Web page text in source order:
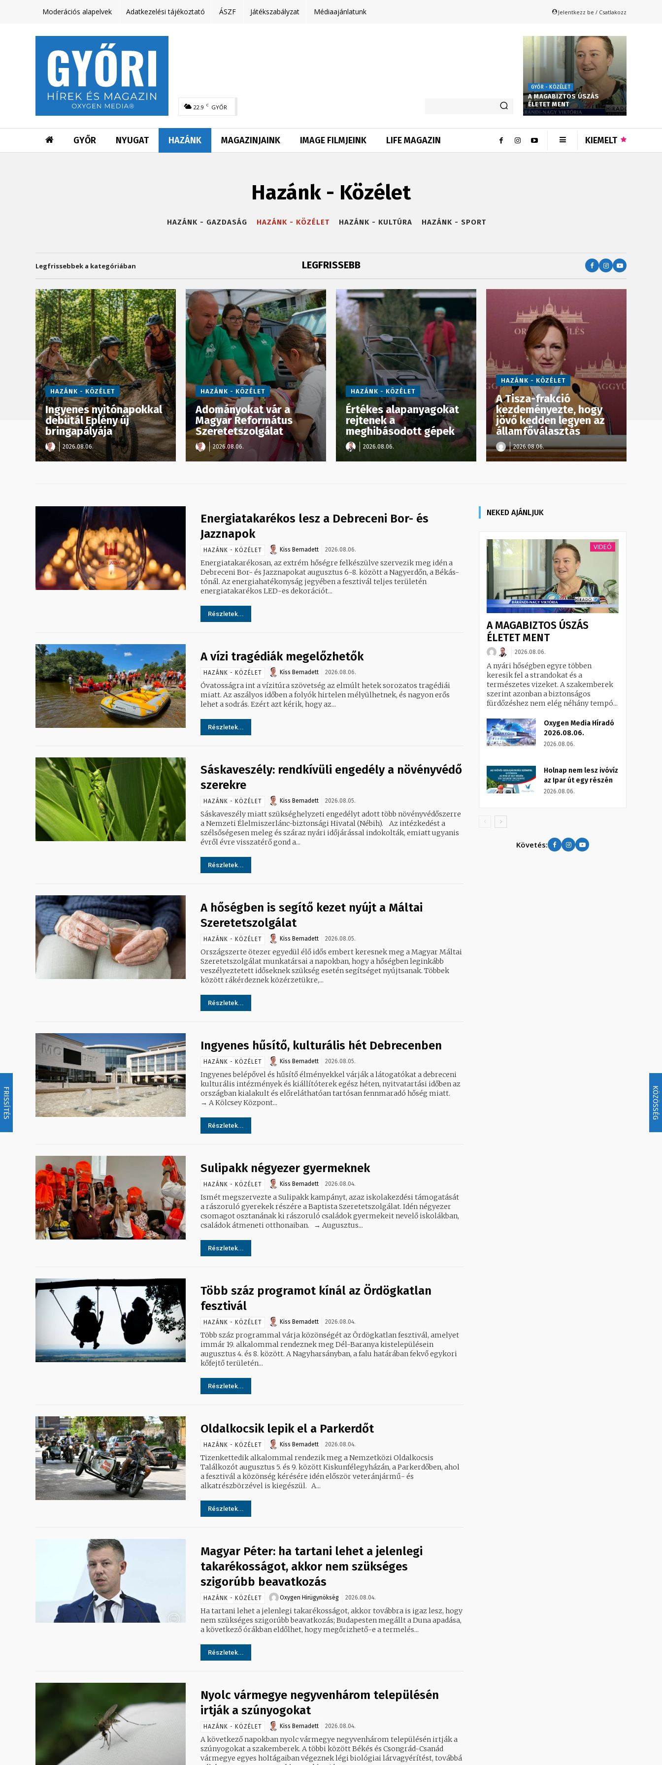
FRISSÍTÉS KÖZÖSSÉG
Moderációs alapelvek Adatkezelési tájékoztató ÁSZF Játékszabályzat Médiaajánlatunk Jelentkezz be / Csatlakozz
22.9 C GYŐR
GYŐR - KÖZÉLET
A MAGABIZTOS ÚSZÁS
ÉLETET MENT
GYŐR NYUGAT HAZÁNK MAGAZINJAINK IMAGE FILMJEINK LIFE MAGAZIN KIEMELT
Hazánk - Közélet
HAZÁNK - GAZDASÁG HAZÁNK - KÖZÉLET HAZÁNK - KULTÚRA HAZÁNK - SPORT
Legfrissebbek a kategóriában LEGFRISSEBB
HAZÁNK - KÖZÉLET
Ingyenes nyitónapokkal
debütál Eplény új
bringapályája
2026.08.06.
HAZÁNK - KÖZÉLET
Adományokat vár a
Magyar Református
Szeretetszolgálat
2026.08.06.
HAZÁNK - KÖZÉLET
Értékes alapanyagokat
rejtenek a
meghibásodott gépek
2026.08.06.
HAZÁNK - KÖZÉLET
A Tisza-frakció
kezdeményezte, hogy
jövő kedden legyen az
államfőválasztás
2026.08.06.
Energiatakarékos lesz a Debreceni Bor- és
Jazznapok
HAZÁNK - KÖZÉLET Kiss Bernadett 2026.08.06.
Energiatakarékosan, az extrém hőségre felkészülve szervezik meg idén a
Debreceni Bor- és Jazznapokat augusztus 6-8. között a Nagyerdőn, a Békás-
tónál. Az energiahatékonyság jegyében a fesztivál teljes területén
energiatakarékos LED-es dekorációt...
Részletek...
A vízi tragédiák megelőzhetők
HAZÁNK - KÖZÉLET Kiss Bernadett 2026.08.06.
Óvatosságra int a vízitúra szövetség az elmúlt hetek sorozatos tragédiái
miatt. Az aszályos időben a folyók hirtelen mélyülhetnek, és nagyon erős
lehet a sodrás. Ezért azt kérik, hogy az...
Részletek...
Sáskaveszély: rendkívüli engedély a növényvédő
szerekre
HAZÁNK - KÖZÉLET Kiss Bernadett 2026.08.05.
Sáskaveszély miatt szükséghelyzeti engedélyt adott több növényvédőszerre
a Nemzeti Élelmiszerlánc-biztonsági Hivatal (Nébih). Az intézkedést a
szélsőségesen meleg és száraz nyári időjárással indokolták, emiatt ugyanis
évről évre visszatérő gond a...
Részletek...
A hőségben is segítő kezet nyújt a Máltai
Szeretetszolgálat
HAZÁNK - KÖZÉLET Kiss Bernadett 2026.08.05.
Országszerte ötezer egyedül élő idős embert keresnek meg a Magyar Máltai
Szeretetszolgálat munkatársai a napokban, hogy a hőségben leginkább
veszélyeztetett időseknek szükség esetén segítséget nyújtsanak. Többek
között rákérdeznek közérzetükre,...
Részletek...
Ingyenes hűsítő, kulturális hét Debrecenben
HAZÁNK - KÖZÉLET Kiss Bernadett 2026.08.05.
Ingyenes belépővel és hűsítő élményekkel várják a látogatókat a debreceni
kulturális intézmények és kiállítóterek egész héten, nyitvatartási időben az
országban kialakult és előreláthatóan tartósan fennmaradó hőség miatt.
→ A Kölcsey Központ...
Részletek...
Sulipakk négyezer gyermeknek
HAZÁNK - KÖZÉLET Kiss Bernadett 2026.08.04.
Ismét megszervezte a Sulipakk kampányt, azaz iskolakezdési támogatását
a rászoruló gyerekek részére a Baptista Szeretetszolgálat. Idén négyezer
csomagot osztanának ki rászoruló családok gyermekeit nevelő iskolákban,
családok átmeneti otthonaiban. → Augusztus...
Részletek...
Több száz programot kínál az Ördögkatlan
fesztivál
HAZÁNK - KÖZÉLET Kiss Bernadett 2026.08.04.
Több száz programmal várja közönségét az Ördögkatlan fesztivál, amelyet
immár 19. alkalommal rendeznek meg Dél-Baranya kistelepülésein
augusztus 4. és 8. között. A Nagyharsányban, a falu határában fekvő egykori
kőfejtő területén...
Részletek...
Oldalkocsik lepik el a Parkerdőt
HAZÁNK - KÖZÉLET Kiss Bernadett 2026.08.04.
Tizenkettedik alkalommal rendezik meg a Nemzetközi Oldalkocsis
Találkozót augusztus 5. és 9. között Kiskunfélegyházán, a Parkerdőben, ahol
a fesztivál a közönség kérésére idén először veteránjármű- és
alkatrészbörzével is kiegészül. A...
Részletek...
Magyar Péter: ha tartani lehet a jelenlegi
takarékosságot, akkor nem szükséges
szigorúbb beavatkozás
HAZÁNK - KÖZÉLET Oxygen Hirügynökség 2026.08.04.
Ha tartani lehet a jelenlegi takarékosságot, akkor továbbra is igaz lesz, hogy
nem szükséges szigorúbb beavatkozás; Budapesten megállt a Duna apadása,
a következő órákban eldőlhet, hogy megőrizhető-e a termelés...
Részletek...
Nyolc vármegye negyvenhárom településén
irtják a szúnyogokat
HAZÁNK - KÖZÉLET Kiss Bernadett 2026.08.04.
A következő napokban nyolc vármegye negyvenhárom településén irtják a
szúnyogokat a szakemberek. A többi között Békés és Csongrád-Csanád
vármegye egyes holtágaiban végeznek légi biológiai lárvagyérítést, továbbá
NEKED AJÁNLJUK
VIDEÓ
A MAGABIZTOS ÚSZÁS
ÉLETET MENT
2026.08.06.
A nyári hőségben egyre többen
keresik fel a strandokat és a
természetes vizeket. A szakemberek
szerint azonban a biztonságos
fürdőzéshez nem elég néhány tempó...
Oxygen Media Híradó
2026.08.06.
2026.08.06.
Holnap nem lesz ivóvíz
az Ipar út egy részén
2026.08.06.
Követés: